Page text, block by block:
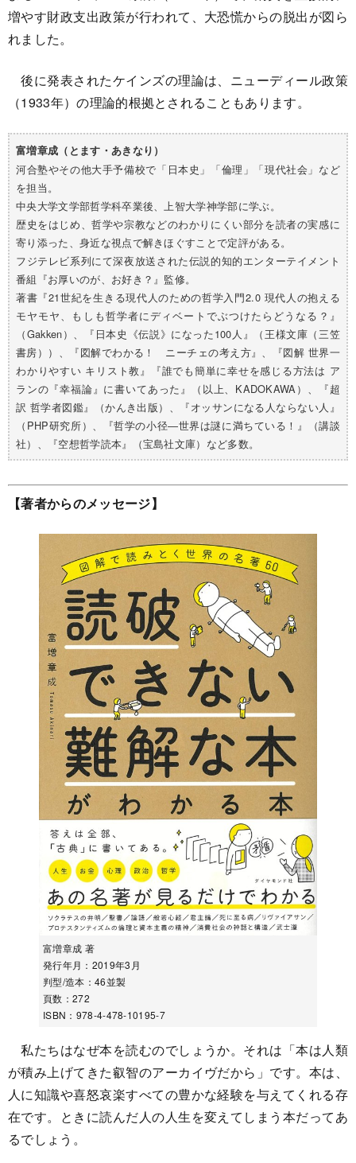
増やす財政支出政策が行われて、大恐慌からの脱出が図ら
れました。
後に発表されたケインズの理論は、ニューディール政策
（1933年）の理論的根拠とされることもあります。
富増章成（とます・あきなり）
河合塾やその他大手予備校で「日本史」「倫理」「現代社会」など
を担当。
中央大学文学部哲学科卒業後、上智大学神学部に学ぶ。
歴史をはじめ、哲学や宗教などのわかりにくい部分を読者の実感に
寄り添った、身近な視点で解きほぐすことで定評がある。
フジテレビ系列にて深夜放送された伝説的知的エンターテイメント
番組『お厚いのが、お好き？』監修。
著書『21世紀を生きる現代人のための哲学入門2.0 現代人の抱える
モヤモヤ、もしも哲学者にディベートでぶつけたらどうなる？』
（Gakken）、『日本史《伝説》になった100人』（王様文庫（三笠
書房））、『図解でわかる！ ニーチェの考え方』、『図解 世界一
わかりやすい キリスト教』『誰でも簡単に幸せを感じる方法は ア
ランの『幸福論』に書いてあった』（以上、KADOKAWA）、『超
訳 哲学者図鑑』（かんき出版）、『オッサンになる人ならない人』
（PHP研究所）、『哲学の小径―世界は謎に満ちている！』（講談
社）、『空想哲学読本』（宝島社文庫）など多数。
【著者からのメッセージ】
富増章成 著
発行年月：2019年3月
判型/造本：46並製
頁数：272
ISBN：978-4-478-10195-7
私たちはなぜ本を読むのでしょうか。それは「本は人類
が積み上げてきた叡智のアーカイヴだから」です。本は、
人に知識や喜怒哀楽すべての豊かな経験を与えてくれる存
在です。ときに読んだ人の人生を変えてしまう本だってあ
るでしょう。